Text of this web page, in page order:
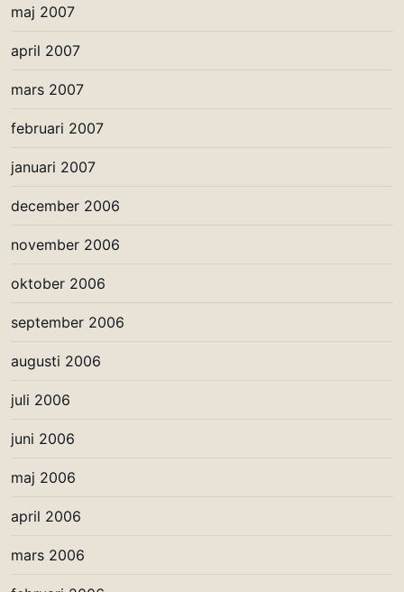
maj 2007
april 2007
mars 2007
februari 2007
januari 2007
december 2006
november 2006
oktober 2006
september 2006
augusti 2006
juli 2006
juni 2006
maj 2006
april 2006
mars 2006